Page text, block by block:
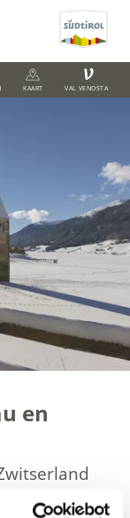
KAART
V
VAL VENOSTA
en